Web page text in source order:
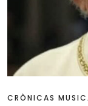
CRÔNICAS